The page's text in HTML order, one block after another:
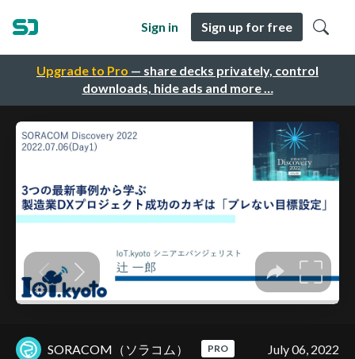
Upgrade to Pro — share decks privately, control
downloads, hide ads and more …
Sign in Sign up for free
SORACOM（ソラコム） PRO July 06, 2022